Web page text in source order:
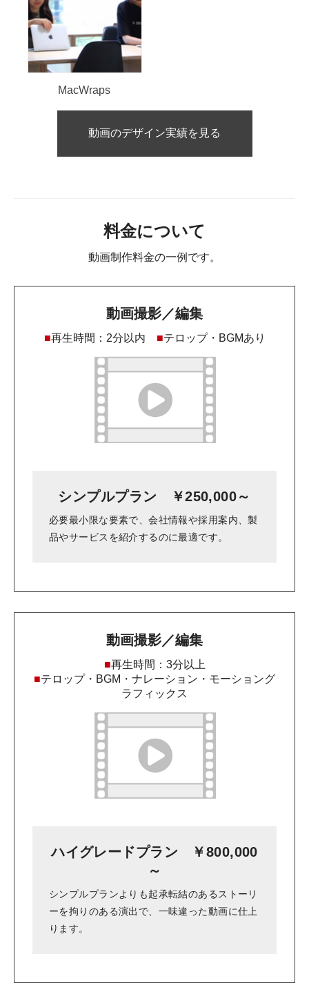
MacWraps
動画のデザイン実績を見る
料金について
動画制作料金の一例です。
動画撮影／編集
■再生時間：2分以内 ■テロップ・BGMあり
シンプルプラン ￥250,000～
必要最小限な要素で、会社情報や採用案内、製
品やサービスを紹介するのに最適です。
動画撮影／編集
■再生時間：3分以上
■テロップ・BGM・ナレーション・モーショング
ラフィックス
ハイグレードプラン ￥800,000
～
シンプルプランよりも起承転結のあるストーリ
ーを拘りのある演出で、一味違った動画に仕上
ります。